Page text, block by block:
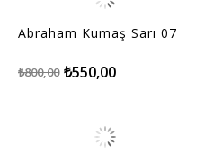
Abraham Kumaş Sarı 07
₺550,00
₺800,00